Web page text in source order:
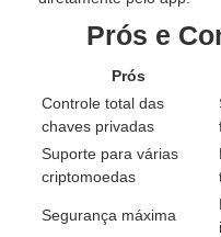
Prós e
Prós
Controle total das
chaves privadas
Suporte para várias
criptomoedas
Segurança máxima